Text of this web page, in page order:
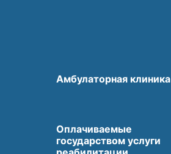
Амбулаторная клиника
Оплачиваемые
государством услуги